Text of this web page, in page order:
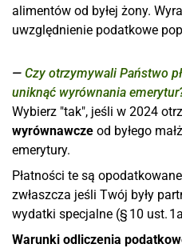
alimentów od byłej żony.
uwzględnienie podatkowe
Czy otrzymywali Państwo
uniknąć wyrównania
Wybierz "tak", jeśli w 2024
wyrównawcze od byłego
emerytury.
Płatności te są
zwłaszcza jeśli Twój były
wydatki specjalne (§ 10 ust.
Warunki odliczenia